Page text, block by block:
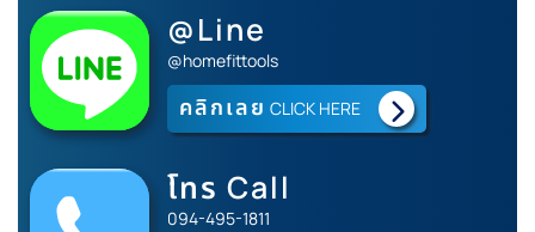
@Line
@homefittools
คลิกเลย CLICK HERE
โทร Call
094-495-1811